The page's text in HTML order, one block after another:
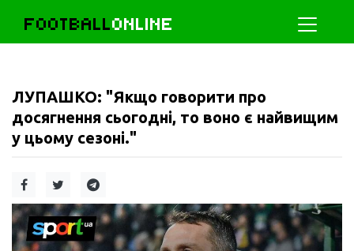
FOOTBALLONLINE
ЛУПАШКО: "Якщо говорити про
досягнення сьогодні, то воно є найвищим
у цьому сезоні."